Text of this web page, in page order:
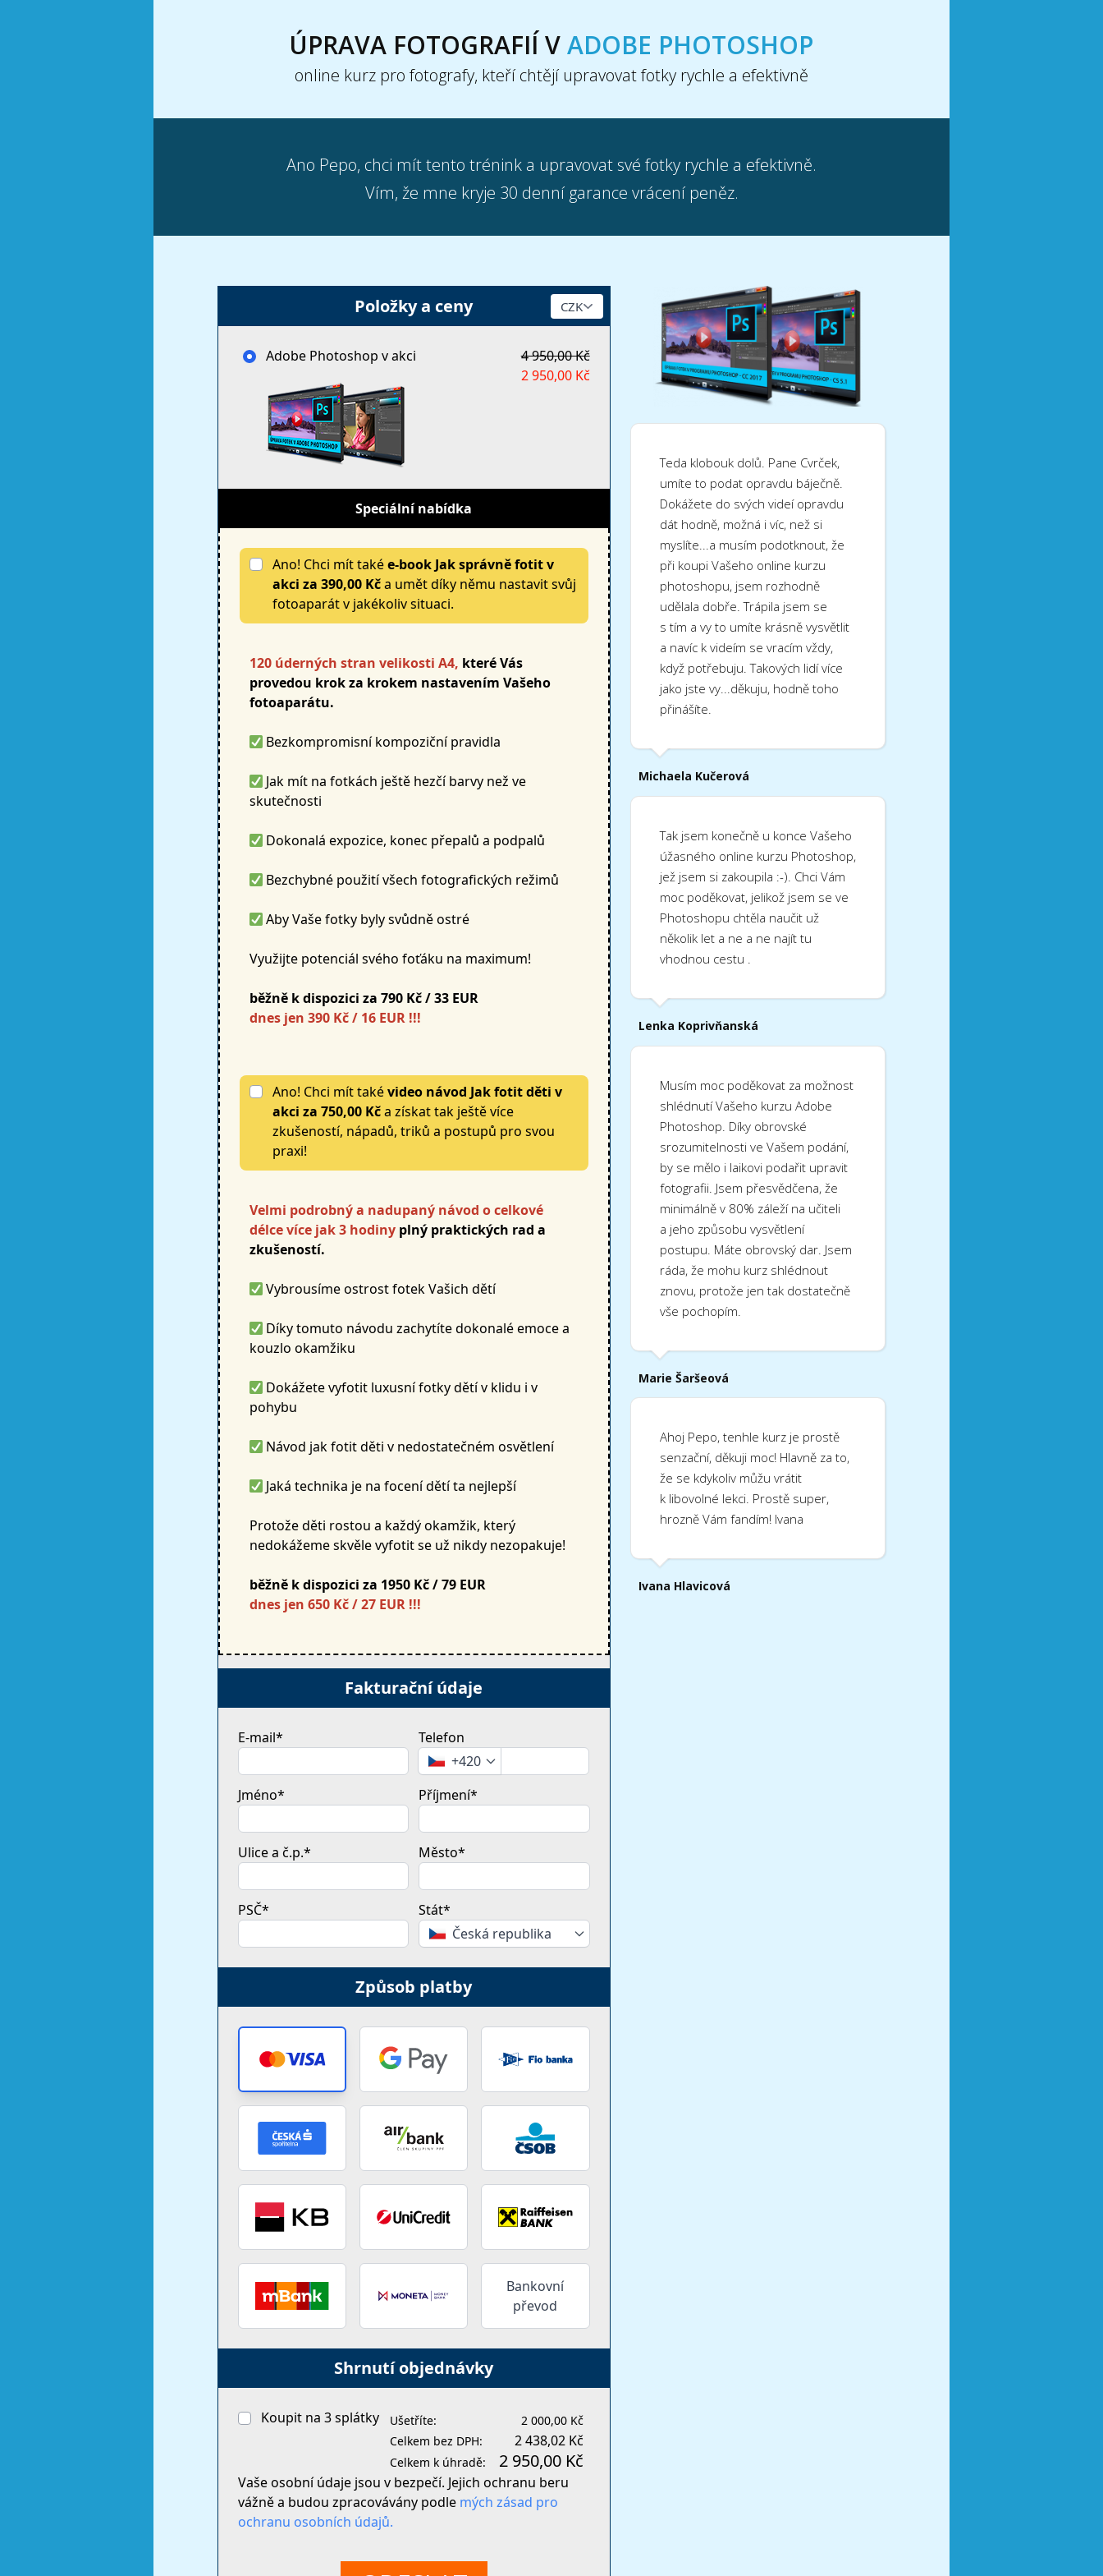
ÚPRAVA FOTOGRAFIÍ VADOBE PHOTOSHOP
online kurz pro fotografy, kteří chtějí upravovat fotky rychle a efektivně
Ano Pepo, chci mít tento trénink a upravovat své fotky rychle a efektivně.
Vím, že mne kryje 30 denní garance vrácení peněz.
Položky a ceny
Adobe Photoshop v akci
4 950,00 Kč
2 950,00 Kč
Speciální nabídka
Ano! Chci mít takée-book Jak správně fotit v
akci za 390,00 Kča umět díky němu nastavit svůj
fotoaparát v jakékoliv situaci.
120 úderných stran velikosti A4, které Vás
provedou krok za krokem nastavením Vašeho
fotoaparátu.
Bezkompromisní kompoziční pravidla
Jak mít na fotkách ještě hezčí barvy než ve
skutečnosti
Dokonalá expozice, konec přepalů a podpalů
Bezchybné použití všech fotografických režimů
Aby Vaše fotky byly svůdně ostré
Využijte potenciál svého foťáku na maximum!
běžně k dispozici za 790 Kč / 33 EUR
dnes jen 390 Kč / 16 EUR !!!
Ano! Chci mít takévideo návod Jak fotit děti v
akci za 750,00 Kč a získat tak ještě více
zkušeností, nápadů, triků a postupů pro svou
praxi!
Velmi podrobný a nadupaný návod o celkové
délce více jak 3 hodinyplný praktických rad a
zkušeností.
Vybrousíme ostrost fotek Vašich dětí
Díky tomuto návodu zachytíte dokonalé emoce a
kouzlo okamžiku
Dokážete vyfotit luxusní fotky dětí v klidu i v
pohybu
Návod jak fotit děti v nedostatečném osvětlení
Jaká technika je na focení dětí ta nejlepší
Protože děti rostou a každý okamžik, který
nedokážeme skvěle vyfotit se už nikdy nezopakuje!
běžně k dispozici za 1950 Kč / 79 EUR
dnes jen 650 Kč / 27 EUR !!!
Fakturační údaje
E-mail*
Telefon
+420
Jméno*
Příjmení*
Ulice a č.p.* Město*
PSČ*
Stát*
Česká republika
Způsob platby
Bankovní
převod
Shrnutí objednávky
Koupit na 3splátky Ušetříte:
2 000,00 Kč
Celkem bez DPH:
2 438,02 Kč
Celkem k úhradě: 2 950,00 Kč
Vaše osobní údaje jsou v bezpečí. Jejich ochranu beru
vážně a budou zpracovávány podle mých zásad pro
ochranu osobních údajů.
Teda klobouk dolů. Pane Cvrček,
umíte to podat opravdu báječně.
Dokážete do svých videí opravdu
dát hodně, možná i víc, než si
myslíte...a musím podotknout, že
při koupi Vašeho online kurzu
photoshopu, jsem rozhodně
udělala dobře. Trápila jsem se
s tím a vy to umíte krásně vysvětlit
a navíc k videím se vracím vždy,
když potřebuju. Takových lidí více
jako jste vy...děkuju, hodně toho
přinášíte.
Michaela Kučerová
Tak jsem konečně u konce Vašeho
úžasného online kurzu Photoshop,
jež jsem si zakoupila :-). Chci Vám
moc poděkovat, jelikož jsem se ve
Photoshopu chtěla naučit už
několik let a ne a ne najít tu
vhodnou cestu .
Lenka Koprivňanská
Musím moc poděkovat za možnost
shlédnutí Vašeho kurzu Adobe
Photoshop. Díky obrovské
srozumitelnosti ve Vašem podání,
by se mělo i laikovi podařit upravit
fotografii. Jsem přesvědčena, že
minimálně v 80% záleží na učiteli
a jeho způsobu vysvětlení
postupu. Máte obrovský dar. Jsem
ráda, že mohu kurz shlédnout
znovu, protože jen tak dostatečně
vše pochopím.
Marie Šaršeová
Ahoj Pepo, tenhle kurz je prostě
senzační, děkuji moc! Hlavně za to,
že se kdykoliv můžu vrátit
k libovolné lekci. Prostě super,
hrozně Vám fandím! Ivana
Ivana Hlavicová